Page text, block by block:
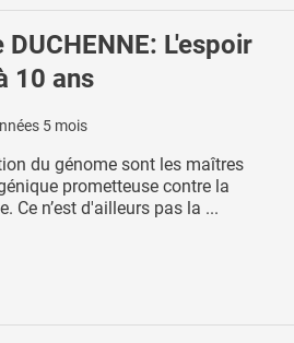
DUCHENNE: L'espoir
10 ans
5 mois
du génome sont les maîtres
prometteuse contre la
Ce n’est d'ailleurs pas la ...